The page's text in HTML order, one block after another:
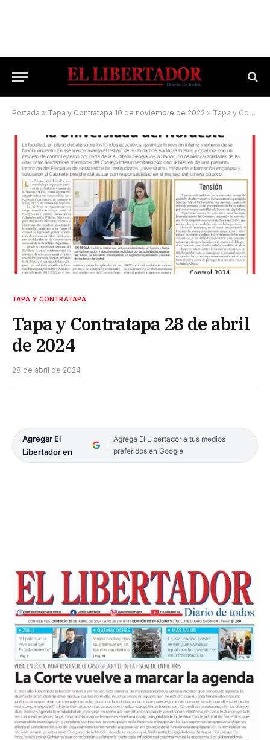
Portada » Tapa y Contratapa 10 de noviembre de 2022 » Tapa y Contratapa 28 de abril de 2024
TAPA Y CONTRATAPA
Tapa y Contratapa 28 de abril
de 2024
28 de abril de 2024
Agregar El
Libertador en
Agrega El Libertador a tus medios
preferidos en Google